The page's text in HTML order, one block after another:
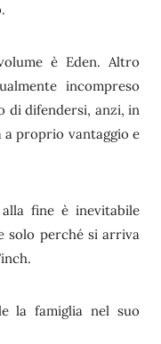
è Eden. Altro
incompreso
di difendersi, anzi, in
proprio vantaggio e
fine è inevitabile
solo perché si arriva
la famiglia nel suo